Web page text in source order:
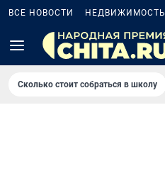
ВСЕ НОВОСТИ НЕДВИЖИМОСТЬ
Сколько стоит собраться в школу